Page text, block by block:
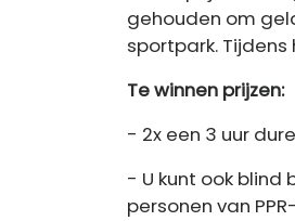
gehouden om
sportpark.
Te winnen prijzen:
- 2x een 3 uur
- U kunt ook blind
personen van